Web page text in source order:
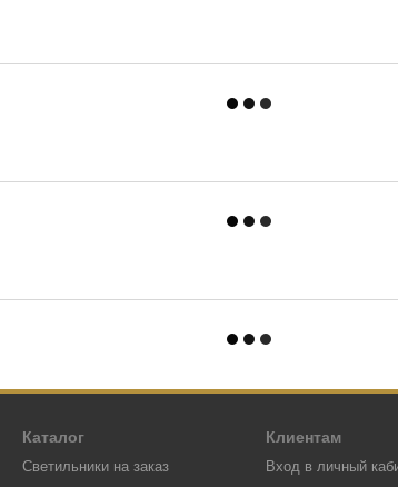
Каталог
Светильники на заказ
Клиентам
Вход в личный